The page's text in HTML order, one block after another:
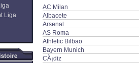
Liga
AC Milan
Albacete
Arsenal
AS Roma
Athletic Bilbao
Bayern Munich
CÃ¡diz